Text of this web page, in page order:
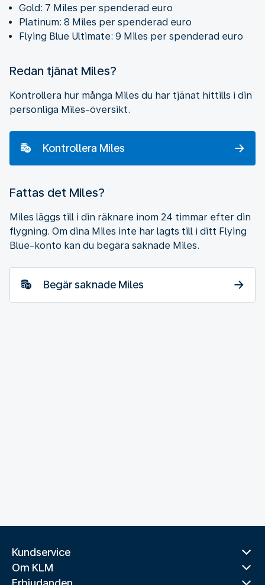
Gold: 7 Miles per spenderad euro
Platinum: 8 Miles per spenderad euro
Flying Blue Ultimate: 9 Miles per spenderad euro
Redan tjänat Miles?
Kontrollera hur många Miles du har tjänat hittills i din
personliga Miles-översikt.
Kontrollera Miles
Fattas det Miles?
Miles läggs till i din räknare inom 24 timmar efter din
flygning. Om dina Miles inte har lagts till i ditt Flying
Blue-konto kan du begära saknade Miles.
Begär saknade Miles
Kundservice
Om KLM